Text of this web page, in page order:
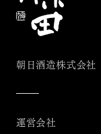
朝日酒造株式会社
運営会社